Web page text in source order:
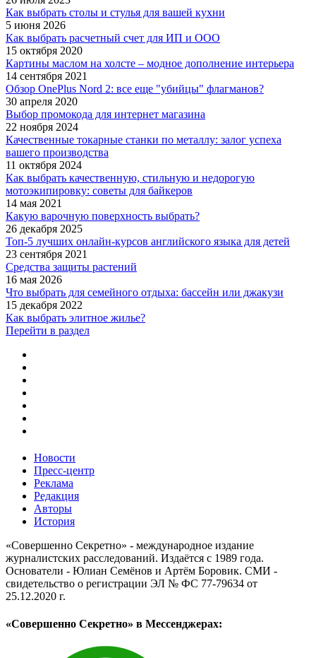
Как выбрать столы и стулья для вашей кухни
5 июня 2026
Как выбрать расчетный счет для ИП и ООО
15 октября 2020
Картины маслом на холсте – модное дополнение интерьера
14 сентября 2021
Обзор OnePlus Nord 2: все еще "убийцы" флагманов?
30 апреля 2020
Выбор промокода для интернет магазина
22 ноября 2024
Качественные токарные станки по металлу: залог успеха
вашего производства
11 октября 2024
Как выбрать качественную, стильную и недорогую
мотоэкипировку: советы для байкеров
14 мая 2021
Какую варочную поверхность выбрать?
26 декабря 2025
Топ-5 лучших онлайн-курсов английского языка для детей
23 сентября 2021
Средства защиты растений
16 мая 2026
Что выбрать для семейного отдыха: бассейн или джакузи
15 декабря 2022
Как выбрать элитное жилье?
Перейти в раздел
Новости
Пресс-центр
Реклама
Редакция
Авторы
История
«Совершенно Секретно» - международное издание
журналистских расследований. Издаётся с 1989 года.
Основатели - Юлиан Семёнов и Артём Боровик. CМИ -
свидетельство о регистрации ЭЛ № ФС 77-79634 от
25.12.2020 г.
«Совершенно Секретно» в Мессенджерах: